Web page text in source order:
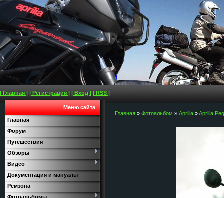
| Главная | | Регистрация | | Вход | | RSS |
Меню сайта
Главная
Форум
Путешествия
Обзоры
Видео
Документация и мануалы
Ремзона
Главная » Фотоальбом » Aprilia »Aprilia